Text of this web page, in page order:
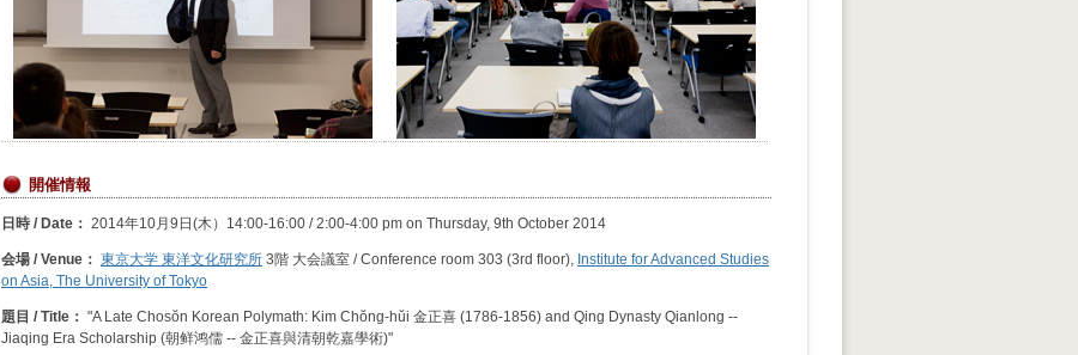
開催情報
日時 / Date： 2014年10月9日(木）14:00-16:00 / 2:00-4:00 pm on Thursday, 9th October 2014
会場 / Venue： 東京大学 東洋文化研究所 3階 大会議室 / Conference room 303 (3rd floor), Institute for Advanced Studies
on Asia, The University of Tokyo
題目 / Title： "A Late Chosŏn Korean Polymath: Kim Chŏng-hŭi 金正喜 (1786-1856) and Qing Dynasty Qianlong --
Jiaqing Era Scholarship (朝鲜鸿儒 -- 金正喜與清朝乾嘉學術)"